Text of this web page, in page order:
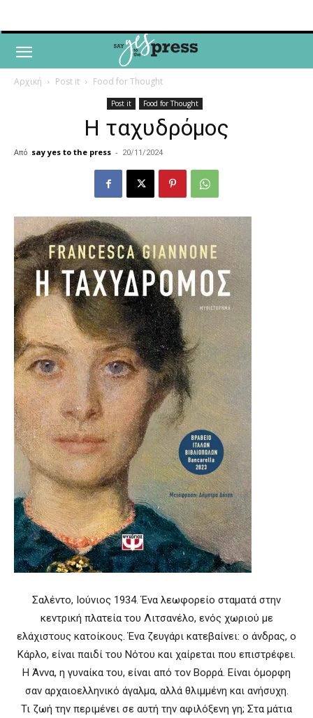
Αρχική Post it Food for Thought
Post it Food for Thought
Η ταχυδρόμος
Από say yes to the press - 20/11/2024
Σαλέντο, Ιούνιος 1934. Ένα λεωφορείο σταματά στην
κεντρική πλατεία του Λιτσανέλο, ενός χωριού με
ελάχιστους κατοίκους. Ένα ζευγάρι κατεβαίνει: ο άνδρας, ο
Κάρλο, είναι παιδί του Νότου και χαίρεται που επιστρέφει.
Η Άννα, η γυναίκα του, είναι από τον Βορρά. Είναι όμορφη
σαν αρχαιοελληνικό άγαλμα, αλλά θλιμμένη και ανήσυχη.
Τι ζωή την περιμένει σε αυτή την αφιλόξενη γη; Στα μάτια